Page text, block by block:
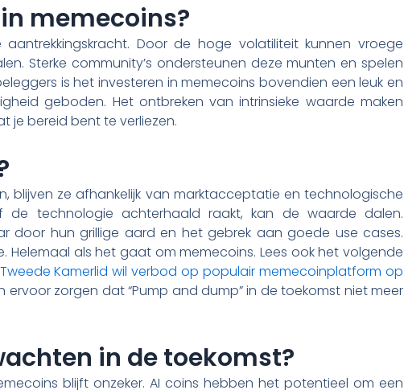
memecoins?
Door de hoge volatiliteit kunnen vroege
Sterke community’s ondersteunen deze munten en spelen
is het investeren in memecoins bovendien een leuk en
geboden. Het ontbreken van intrinsieke waarde maken
je bereid bent te verliezen.
blijven ze afhankelijk van marktacceptatie en technologische
technologie achterhaald raakt, kan de waarde dalen.
door hun grillige aard en het gebrek aan goede use cases.
Helemaal als het gaat om memecoins. Lees ook het volgende
Tweede Kamerlid wil verbod op populair memecoinplatform op
ervoor zorgen dat “Pump and dump” in de toekomst niet meer
in de toekomst?
blijft onzeker. AI coins hebben het potentieel om een